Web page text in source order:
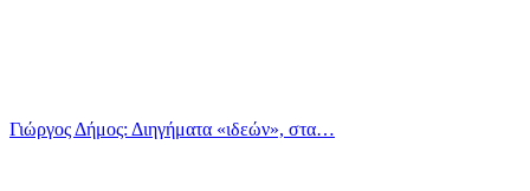
Γιώργος Δήμος: Διηγήματα «ιδεών», στα…